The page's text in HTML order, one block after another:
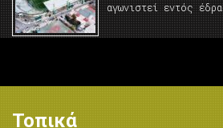
αγωνιστεί εντός
Τοπικά